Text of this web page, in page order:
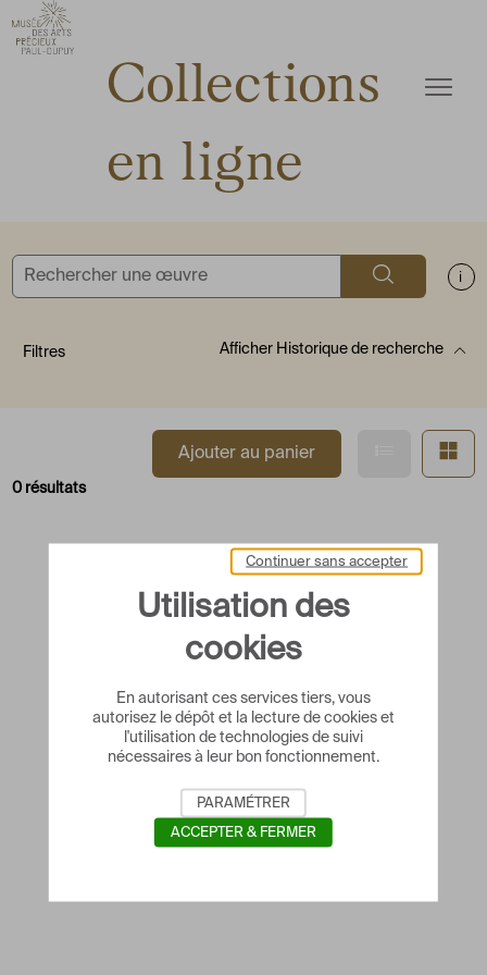
Accèder directement au contenu
Accèder directement au contenu
Collections
en ligne
Ouvrir
Rechercher
Filtres AfficherHistorique de recherche
0 résultats
Ajouter au panier Afficher
Utilisation des
cookies
En autorisant ces services tiers, vous
autorisez le dépôt et la lecture de cookies et
l'utilisation de technologies de suivi
nécessaires à leur bon fonctionnement.
Continuer sans accepter
PARAMÉTRER
ACCEPTER & FERMER